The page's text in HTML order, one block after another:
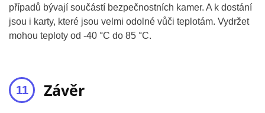
případů bývají součástí bezpečnostních kamer. A k dostání
jsou i karty, které jsou velmi odolné vůči teplotám. Vydržet
mohou teploty od -40 °C do 85 °C.
Závěr